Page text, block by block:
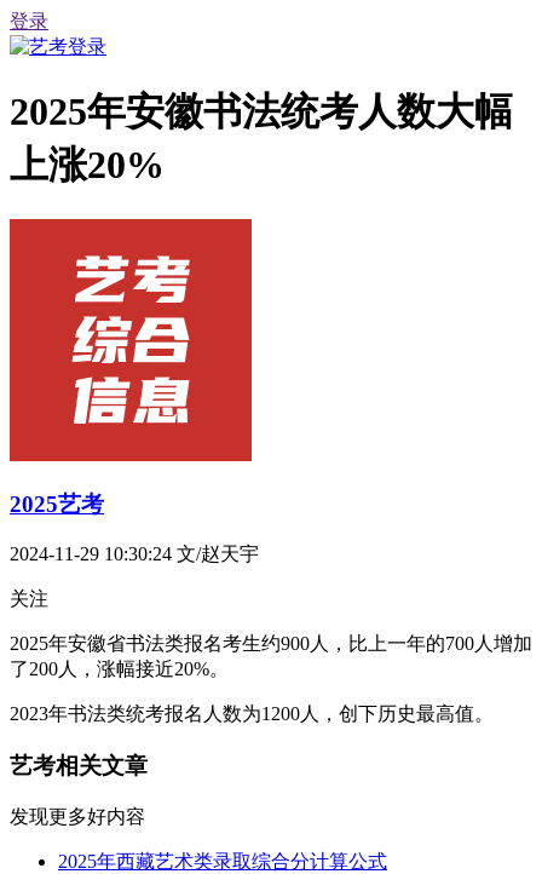
登录
2025年安徽书法统考人数大幅
上涨20%
2025艺考
2024-11-29 10:30:24 文/赵天宇
关注
2025年安徽省书法类报名考生约900人，比上一年的700人增加
了200人，涨幅接近20%。
2023年书法类统考报名人数为1200人，创下历史最高值。
艺考相关文章
发现更多好内容
2025年西藏艺术类录取综合分计算公式